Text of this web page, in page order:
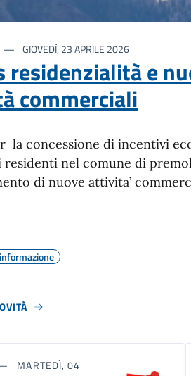
GIOVEDÌ, 23 APRILE 2026
residenzialità e
commerciali
la concessione di incentivi
residenti nel comune di
di nuove attivita’
MARTEDÌ, 04